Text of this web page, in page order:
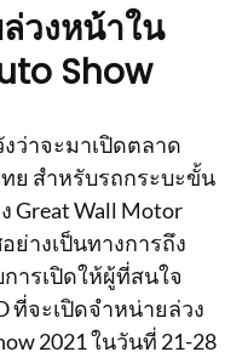
วงหน้าใน
Show
ว่าจะมาเปิดตลาด
ย สำหรับรถกระบะขั้น
Great Wall Motor
ย่างเป็นทางการถึง
ารเปิดให้ผู้ที่สนใจ
ที่จะเปิดจำหน่ายล่วง
2021 ในวันที่ 21-28